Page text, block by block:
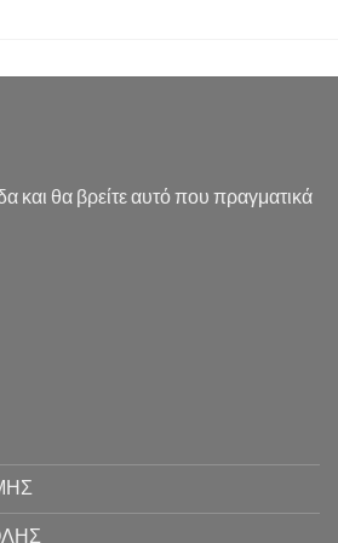
και θα βρείτε αυτό που πραγματικά